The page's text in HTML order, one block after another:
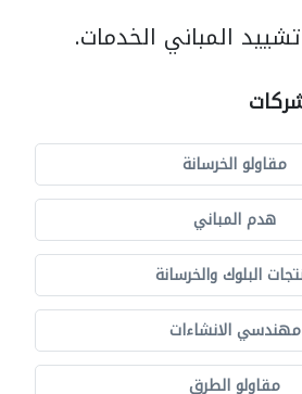
المباني الخدمات.
مقاولو الخرسانة
هدم المباني
البلوك والخرسانة
مهندسي الانشاءات
مقاولو الطرق